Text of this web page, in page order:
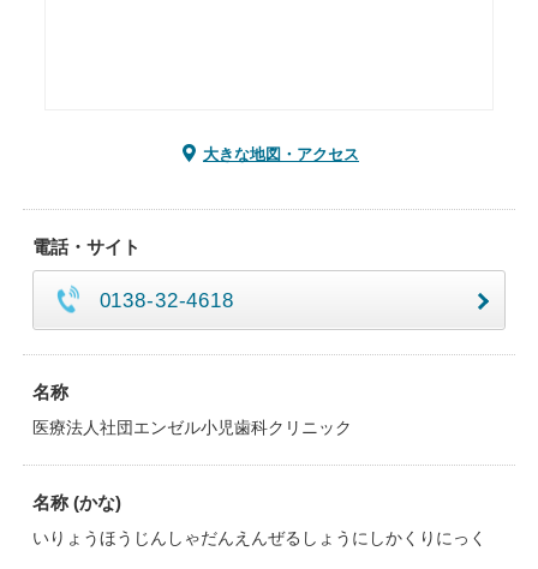
大きな地図・アクセス
電話・サイト
0138-32-4618
名称
医療法人社団エンゼル小児歯科クリニック
名称 (かな)
いりょうほうじんしゃだんえんぜるしょうにしかくりにっく